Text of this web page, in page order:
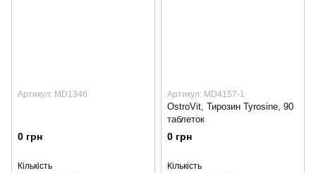
Артикул: MD1346
0 грн
Кількість
Артикул: MD4157-1
OstroVit, Тирозин Tyrosine, 90
таблеток
0 грн
Кількість